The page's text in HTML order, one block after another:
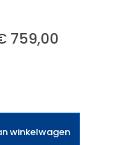
759,00
winkelwagen